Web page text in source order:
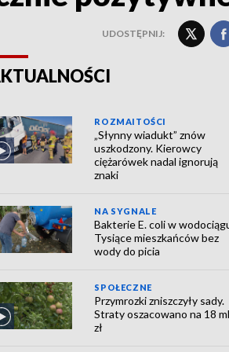
UDOSTĘPNIJ:
ROZMAITOŚCI
„Słynny wiadukt” znów
uszkodzony. Kierowcy
ciężarówek nadal ignorują
znaki
NA SYGNALE
Bakterie E. coli w
Tysiące mieszkańców bez
wody do picia
SPOŁECZNE
Przymrozki zniszczyły sady.
Straty oszacowano na 18
zł